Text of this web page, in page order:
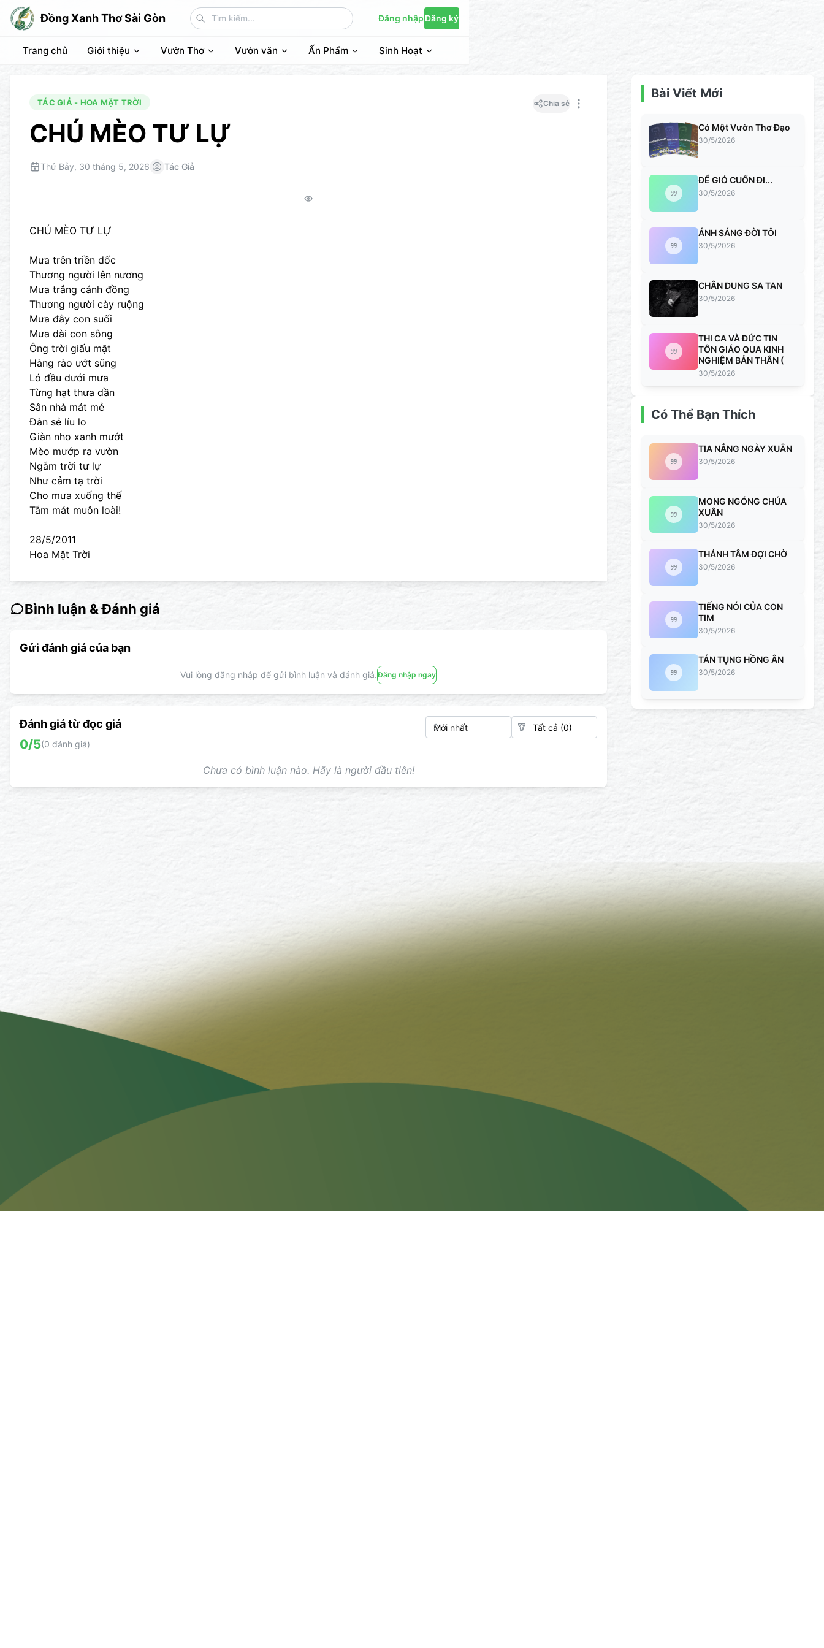
Đồng Xanh Thơ Sài Gòn Đăng nhậpĐăng ký
Trang chủ Giới thiệu Vườn Thơ Vườn văn Ấn Phẩm Sinh Hoạt
TÁC GIẢ - HOA MẶT TRỜI
CHÚ MÈO TƯ LỰ
Chia sẻ
Thứ Bảy, 30 tháng 5, 2026 Tác Giả
CHÚ MÈO TƯ LỰ
Mưa trên triền dốc
Thương người lên nương
Mưa trắng cánh đồng
Thương người cày ruộng
Mưa đẫy con suối
Mưa dài con sông
Ông trời giấu mặt
Hàng rào ướt sũng
Ló đầu dưới mưa
Từng hạt thưa dần
Sân nhà mát mẻ
Đàn sẻ líu lo
Giàn nho xanh mướt
Mèo mướp ra vườn
Ngắm trời tư lự
Như cảm tạ trời
Cho mưa xuống thế
Tắm mát muôn loài!
28/5/2011
Hoa Mặt Trời
Bình luận & Đánh giá
Gửi đánh giá của bạn
Vui lòng đăng nhập để gửi bình luận và đánh giá.Đăng nhập ngay
Đánh giá từ đọc giả
0/5(0 đánh giá)
Chưa có bình luận nào. Hãy là người đầu tiên!
Bài Viết Mới
Có Một Vườn Thơ Đạo
30/5/2026
ĐỂ GIÓ CUỐN ĐI...
30/5/2026
ÁNH SÁNG ĐỜI TÔI
30/5/2026
CHÂN DUNG SA TAN
30/5/2026
THI CA VÀ ĐỨC TIN
TÔN GIÁO QUA KINH
NGHIỆM BẢN THÂN (
30/5/2026
Có Thể Bạn Thích
TIA NẮNG NGÀY XUÂN
30/5/2026
MONG NGÓNG CHÚA
XUÂN
30/5/2026
THÁNH TÂM ĐỢI CHỜ
30/5/2026
TIẾNG NÓI CỦA CON
TIM
30/5/2026
TÁN TỤNG HỒNG ÂN
30/5/2026